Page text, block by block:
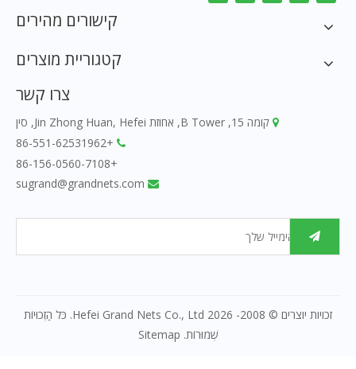
קישורים מהירים
קטגוריית מוצרים
צרו קשר
 קומה 15, B Tower, אחוזת Jin Zhong Huan, Hefei, סין

+86-551-62531962
+86-156-0560-7108

sugrand@grandnets.com
זכויות יוצרים © 2008- 2026
Hefei Grand Nets Co., Ltd. כֹּל הַזְכוּיוֹת
שְׁמוּרוֹת. Sitemap